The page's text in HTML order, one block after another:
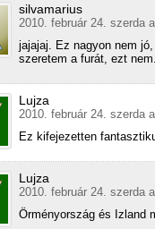
silvamarius
2010. február 24. szerda
jajajaj. Ez nagyon nem
szeretem a furát, ezt
Lujza
2010. február 24. szerda
Ez kifejezetten
Lujza
2010. február 24. szerda
Örményország és Izland